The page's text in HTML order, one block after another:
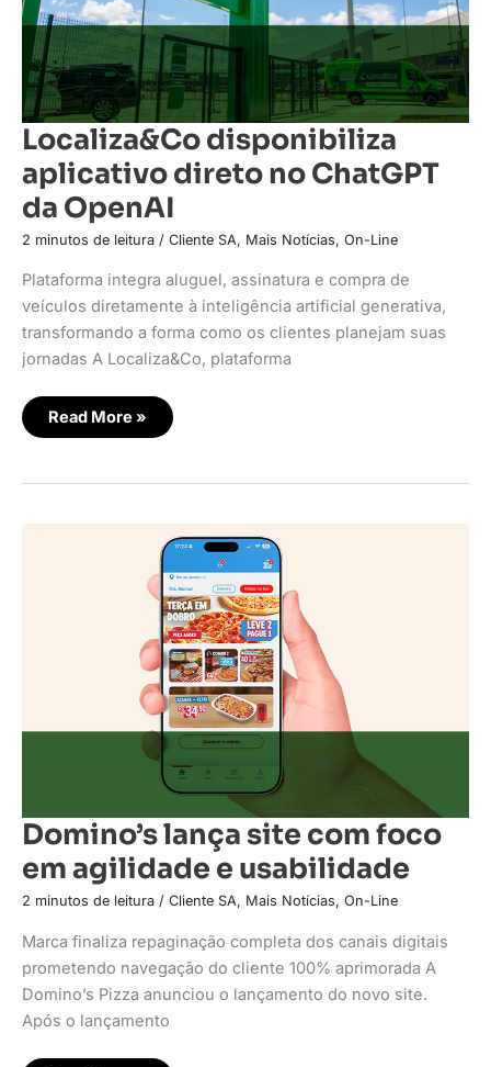
Localiza&Co disponibiliza
aplicativo direto no ChatGPT
da OpenAI
2 minutos de leitura / Cliente SA, Mais Notícias, On-Line
Plataforma integra aluguel, assinatura e compra de
veículos diretamente à inteligência artificial generativa,
transformando a forma como os clientes planejam suas
jornadas A Localiza&Co, plataforma
Read More »
Domino’s lança site com foco
em agilidade e usabilidade
2 minutos de leitura / Cliente SA, Mais Notícias, On-Line
Marca finaliza repaginação completa dos canais digitais
prometendo navegação do cliente 100% aprimorada A
Domino’s Pizza anunciou o lançamento do novo site.
Após o lançamento